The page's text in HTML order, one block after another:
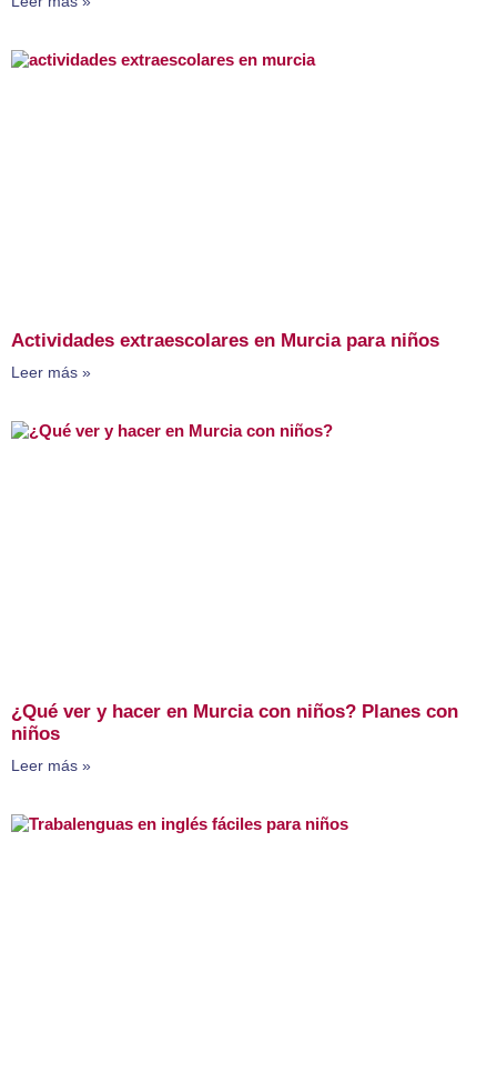
Actividades extraescolares en Murcia para niños
Leer más »
¿Qué ver y hacer en Murcia con niños? Planes con
niños
Leer más »